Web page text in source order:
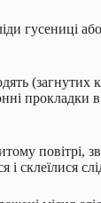
гусениці
(загнутих
прокладки
повітрі,
склеїлися